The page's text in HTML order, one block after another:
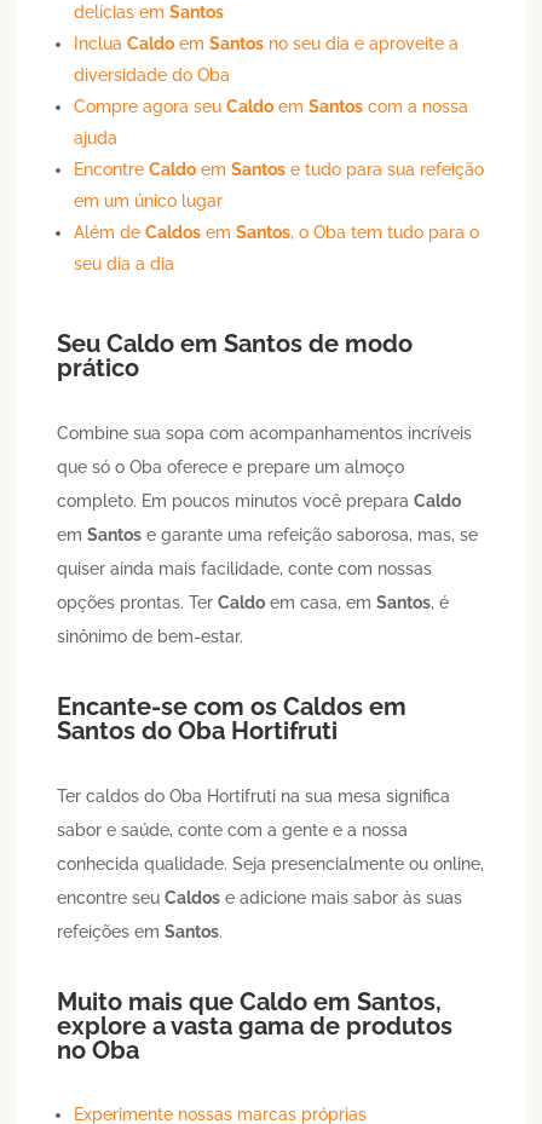
delícias emSantos
IncluaCaldo emSantos no seu dia e aproveite a
diversidade do Oba
Compre agora seuCaldo emSantos com a nossa
ajuda
EncontreCaldo emSantos e tudo para sua refeição
em um único lugar
Além deCaldos emSantos, o Oba tem tudo para o
seu dia a dia
SeuCaldo emSantos de modo
prático
Combine sua sopa com acompanhamentos incríveis
que só o Oba oferece e prepare um almoço
completo. Em poucos minutos você preparaCaldo
emSantos e garante uma refeição saborosa, mas, se
quiser ainda mais facilidade, conte com nossas
opções prontas. TerCaldo em casa, emSantos, é
sinônimo de bem-estar.
Encante-se com osCaldos em
Santos do Oba Hortifruti
Ter caldos do Oba Hortifruti na sua mesa significa
sabor e saúde, conte com a gente e a nossa
conhecida qualidade. Seja presencialmente ou online,
encontre seuCaldos e adicione mais sabor às suas
refeições emSantos.
Muito mais queCaldo emSantos,
explore a vasta gama de produtos
no Oba
Experimente nossas marcas próprias